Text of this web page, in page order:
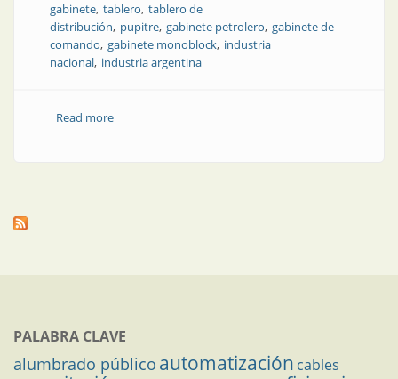
gabinete tablero tablero de
distribución pupitre gabinete petrolero gabinete de
comando gabinete monoblock industria
nacional industria argentina
Read moreabout Gabinetes industriales: resistencia y solidez en
PALABRA CLAVE
alumbrado público automatización cables